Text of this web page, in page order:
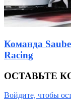
Команда
Racing
ОСТАВЬТЕ
Войдите, чтобы